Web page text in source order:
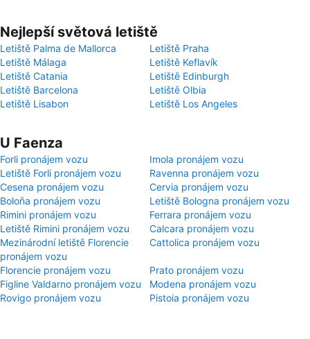
Nejlepší světová letiště
Letiště Palma de Mallorca
Letiště Praha
Letiště Málaga
Letiště Keflavík
Letiště Catania
Letiště Edinburgh
Letiště Barcelona
Letiště Olbia
Letiště Lisabon
Letiště Los Angeles
U Faenza
Forli pronájem vozu
Imola pronájem vozu
Letiště Forli pronájem vozu
Ravenna pronájem vozu
Cesena pronájem vozu
Cervia pronájem vozu
Boloňa pronájem vozu
Letiště Bologna pronájem vozu
Rimini pronájem vozu
Ferrara pronájem vozu
Letiště Rimini pronájem vozu
Calcara pronájem vozu
Mezinárodní letiště Florencie
pronájem vozu
Cattolica pronájem vozu
Florencie pronájem vozu
Prato pronájem vozu
Figline Valdarno pronájem vozu
Modena pronájem vozu
Rovigo pronájem vozu
Pistoia pronájem vozu